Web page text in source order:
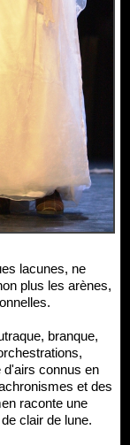
plus les arènes,
branque,
connus en
et des
raconte une
clair de lune.